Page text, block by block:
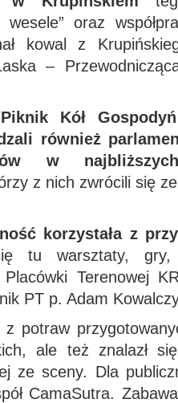
wesele” oraz
kowal z
–
Kół
również
w
z nich zwrócili się
korzystała z
tu warsztaty,
Terenowej
PT p. Adam
potraw
ale też znalazł
ze sceny. Dla
CamaSutra.